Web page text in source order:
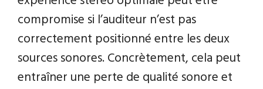
compromise si l’auditeur n’est pas
correctement positionné entre les deux
sources sonores. Concrètement, cela peut
entraîner une perte de qualité sonore et